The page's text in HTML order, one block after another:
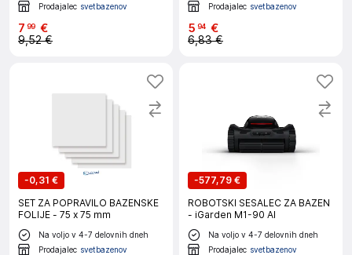
Prodajalec svetbazenov
7 99 €
9,52 €
Prodajalec svetbazenov
5 94 €
6,83 €
-0,31 €
SET ZA POPRAVILO BAZENSKE
FOLIJE - 75 x 75 mm
Na voljo v 4-7 delovnih dneh
Prodajalec svetbazenov
-577,79 €
ROBOTSKI SESALEC ZA BAZEN
- iGarden M1-90 AI
Na voljo v 4-7 delovnih dneh
Prodajalec svetbazenov